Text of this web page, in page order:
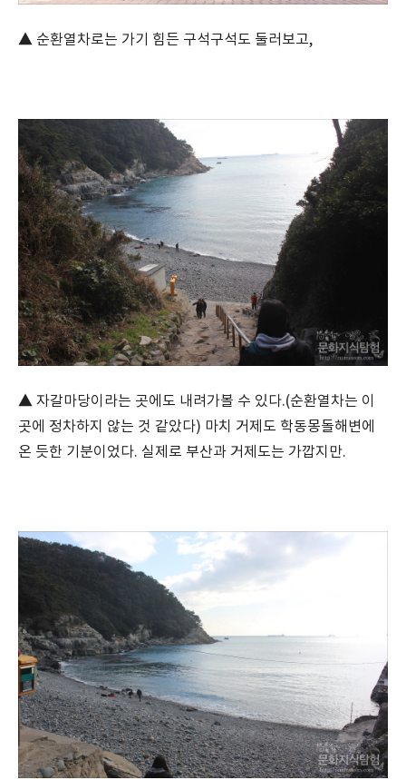
▲ 순환열차로는 가기 힘든 구석구석도 둘러보고,
▲ 자갈마당이라는 곳에도 내려가볼 수 있다.(순환열차는 이
곳에 정차하지 않는 것 같았다) 마치 거제도 학동몽돌해변에
온 듯한 기분이었다. 실제로 부산과 거제도는 가깝지만.